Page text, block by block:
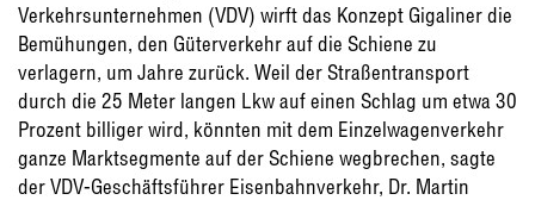
Verkehrsunternehmen (VDV) wirft das Konzept Gigaliner die
Bemühungen, den Güterverkehr auf die Schiene zu
verlagern, um Jahre zurück. Weil der Straßentransport
durch die 25 Meter langen Lkw auf einen Schlag um etwa 30
Prozent billiger wird, könnten mit dem Einzelwagenverkehr
ganze Marktsegmente auf der Schiene wegbrechen, sagte
der VDV-Geschäftsführer Eisenbahnverkehr, Dr. Martin